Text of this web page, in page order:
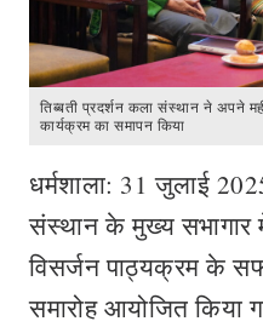
तिब्बती प्रदर्शन कला संस्थान ने अपने
कार्यक्रम का समापन किया
धर्मशाला: 31 जुलाई
संस्थान के मुख्य सभागार
विसर्जन पाठ्यक्रम के
समारोह आयोजित किया